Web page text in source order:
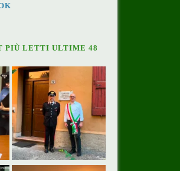
PIÙ LETTI ULTIME 48